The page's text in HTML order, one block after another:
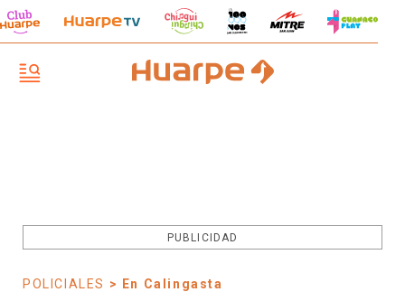
PUBLICIDAD
POLICIALES > En Calingasta